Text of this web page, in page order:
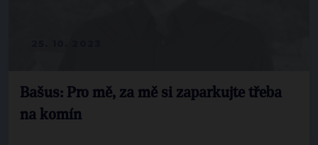
Bašus: Pro mě, za mě si zaparkujte třeba
na komín